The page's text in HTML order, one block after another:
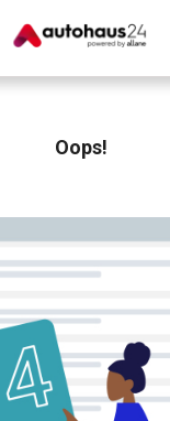
Rund um die Inzahlungnahme
Oops!